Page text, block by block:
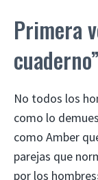
Primera
cuaderno”
No todos los
como lo
como Amber
parejas que
por los